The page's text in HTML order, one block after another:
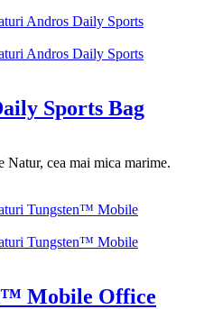
Sports Bag
Natur, cea mai mica marime.
Mobile Office